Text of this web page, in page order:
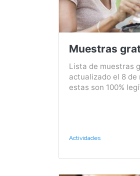
Muestras
Lista de muestras
actualizado el 8 de
estas son 100%
Actividades